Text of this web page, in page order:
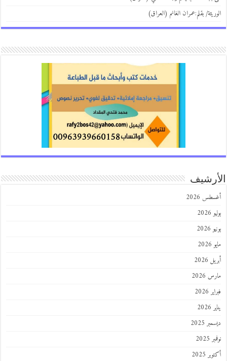
الوريثة/ بقلم:عمران الغانم (العراق)
الأرشيف
أغسطس 2026
يوليو 2026
يونيو 2026
مايو 2026
أبريل 2026
مارس 2026
فبراير 2026
يناير 2026
ديسمبر 2025
نوفمبر 2025
أكتوبر 2025